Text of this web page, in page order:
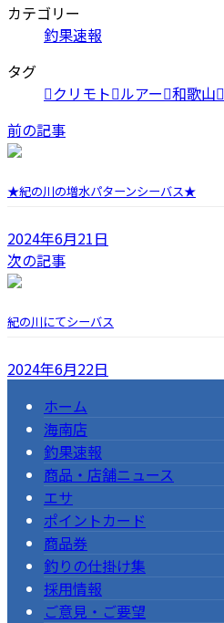
カテゴリー
釣果速報
タグ
クリモト ルアー 和歌山
前の記事
★紀の川の増水パターンシーバス★
2024年6月21日
次の記事
紀の川にてシーバス
2024年6月22日
ホーム
海南店
釣果速報
商品・店舗ニュース
エサ
ポイントカード
商品券
釣りの仕掛け集
採用情報
ご意見・ご要望